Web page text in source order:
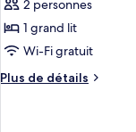
pour
ce
type
chambre :
2 personnes
1 grand lit
Wi-Fi gratuit
Plus de détails
Plus